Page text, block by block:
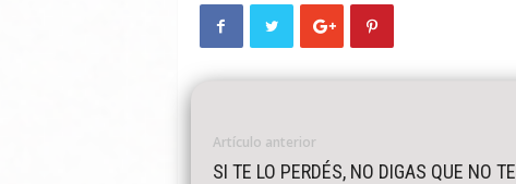
Artículo anterior
SI TE LO PERDÉS, NO DIGAS QUE NO TE